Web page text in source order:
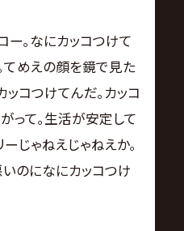
｡なにカッコつけて
てめえの顔を鏡で見た
ッコつけてんだ｡カッコ
って｡生活が安定して
じゃねえじゃねえか｡
のになにカッコつけ